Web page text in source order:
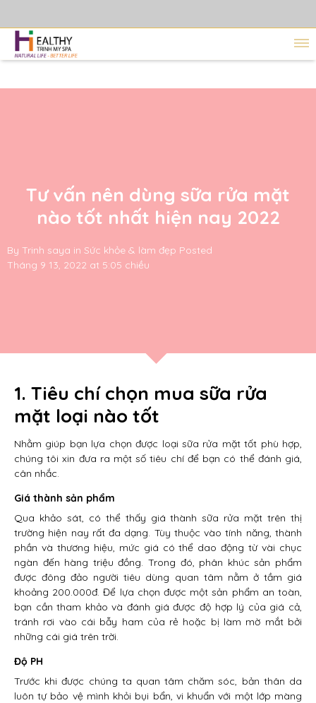
Tư vấn nên dùng sữa rửa mặt
nào tốt nhất hiện nay 2022
By Trinh saya in Sức khỏe & làm đẹp Posted
Tháng 9 13, 2022 at 5:05 chiều
1. Tiêu chí chọn mua sữa rửa
mặt loại nào tốt
Nhằm giúp bạn lựa chọn được loại sữa rửa mặt tốt phù hợp,
chúng tôi xin đưa ra một số tiêu chí để bạn có thể đánh giá,
cân nhắc.
Giá thành sản phẩm
Qua khảo sát, có thể thấy giá thành sữa rửa mặt trên thị
trường hiện nay rất đa dạng. Tùy thuộc vào tính năng, thành
phần và thương hiệu, mức giá có thể dao động từ vài chục
ngàn đến hàng triệu đồng. Trong đó, phân khúc sản phẩm
được đông đảo người tiêu dùng quan tâm nằm ở tầm giá
khoảng 200.000đ. Để lựa chọn được một sản phẩm an toàn,
bạn cần tham khảo và đánh giá được độ hợp lý của giá cả,
tránh rơi vào cái bẫy ham của rẻ hoặc bị làm mờ mắt bởi
những cái giá trên trời.
Độ PH
Trước khi được chúng ta quan tâm chăm sóc, bản thân da
luôn tự bảo vệ mình khỏi bụi bẩn, vi khuẩn với một lớp màng